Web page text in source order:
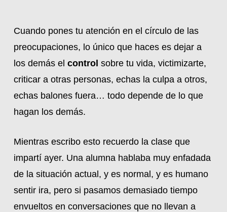
Cuando pones tu atención en el círculo de las
preocupaciones, lo único que haces es dejar a
los demás el control sobre tu vida, victimizarte,
criticar a otras personas, echas la culpa a otros,
echas balones fuera… todo depende de lo que
hagan los demás.
Mientras escribo esto recuerdo la clase que
impartí ayer. Una alumna hablaba muy enfadada
de la situación actual, y es normal, y es humano
sentir ira, pero si pasamos demasiado tiempo
envueltos en conversaciones que no llevan a